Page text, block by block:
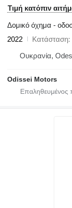
Τιμή κατόπιν
Δομικό όχημα -
2022
Κατάσταση
Ουκρανία,
Odissei Motors